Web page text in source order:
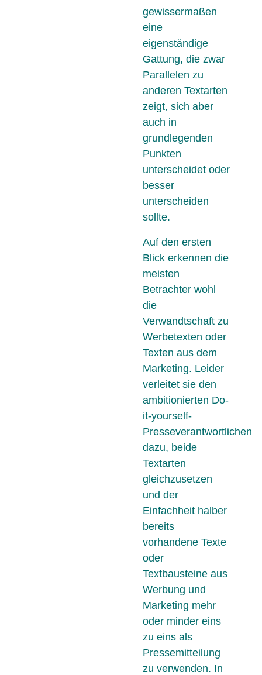
gewissermaßen
eine
eigenständige
Gattung, die zwar
Parallelen zu
anderen Textarten
zeigt, sich aber
auch in
grundlegenden
Punkten
unterscheidet oder
besser
unterscheiden
sollte.
Auf den ersten
Blick erkennen die
meisten
Betrachter wohl
die
Verwandtschaft zu
Werbetexten oder
Texten aus dem
Marketing. Leider
verleitet sie den
ambitionierten Do-
it-yourself-
Presseverantwortlichen
dazu, beide
Textarten
gleichzusetzen
und der
Einfachheit halber
bereits
vorhandene Texte
oder
Textbausteine aus
Werbung und
Marketing mehr
oder minder eins
zu eins als
Pressemitteilung
zu verwenden. In